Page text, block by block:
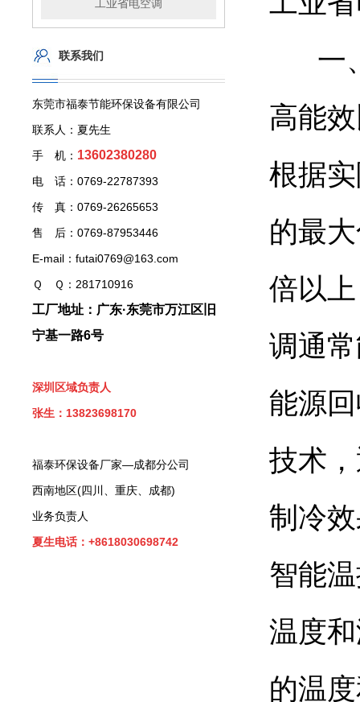
工业省电空调
联系我们
东莞市福泰节能环保设备有限公司
联系人：夏先生
手 机： 13602380280
电 话：0769-22787393
传 真：0769-26265653
售 后：0769-87953446
E-mail：futai0769@163.com
Ｑ Ｑ：281710916
工厂地址：广东·东莞市万江区旧
宁基一路6号
深圳区域负责人
张生：13823698170
福泰环保设备厂家—成都分公司
西南地区(四川、重庆、成都)
业务负责人
夏生电话：+8618030698742
一
高能
根据
的最
倍以
调通
能源
技术
制冷
智能
温度
的温